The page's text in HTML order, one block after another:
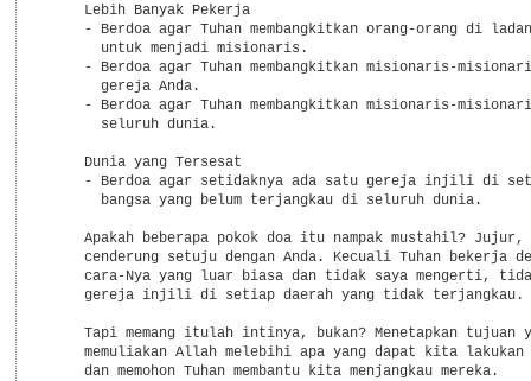
     Lebih Banyak Pekerja
- Berdoa agar Tuhan membangkitkan orang-orang di
       untuk menjadi misionaris.
- Berdoa agar Tuhan membangkitkan misionaris-
       gereja Anda.
- Berdoa agar Tuhan membangkitkan misionaris-
       seluruh dunia.
     Dunia yang Tersesat
- Berdoa agar setidaknya ada satu gereja injili di
       bangsa yang belum terjangkau di seluruh dunia.
Apakah beberapa pokok doa itu nampak mustahil? Jujur,
cenderung setuju dengan Anda. Kecuali Tuhan bekerja
cara-Nya yang luar biasa dan tidak saya mengerti,
     gereja injili di setiap daerah yang tidak terjangkau.
Tapi memang itulah intinya, bukan? Menetapkan tujuan
memuliakan Allah melebihi apa yang dapat kita lakukan
     dan memohon Tuhan membantu kita menjangkau mereka.